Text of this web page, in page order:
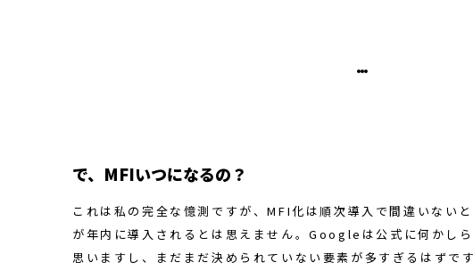
で、MFIいつになるの？
これは私の完全な憶測ですが、MFI化は順次導入で間違いない
が年内に導入されるとは思えません。Googleは公式に何かし
思いますし、まだまだ決められていない要素が多すぎるはずです